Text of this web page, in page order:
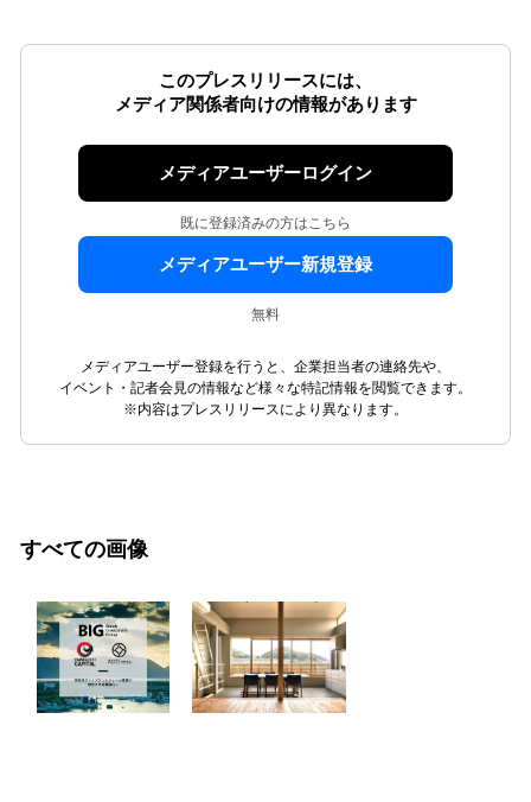
このプレスリリースには、
メディア関係者向けの情報があります
メディアユーザーログイン
既に登録済みの方はこちら
メディアユーザー新規登録
無料
メディアユーザー登録を行うと、企業担当者の連絡先や、
イベント・記者会見の情報など様々な特記情報を閲覧できます。
※内容はプレスリリースにより異なります。
すべての画像